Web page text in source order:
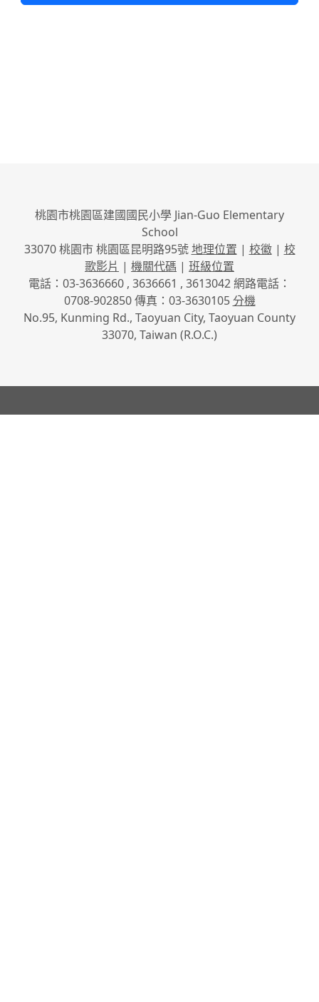
桃園市桃園區建國國民小學 Jian-Guo Elementary
School
33070 桃園市 桃園區昆明路95號地理位置 | 校徽| 校
歌影片 | 機關代碼 | 班級位置
電話：03-3636660 , 3636661 , 3613042 網路電話：
0708-902850 傳真：03-3630105分機
No.95, Kunming Rd., Taoyuan City, Taoyuan County
33070, Taiwan (R.O.C.)